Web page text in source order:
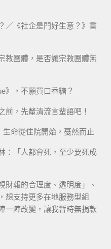
／《社企是門好生意？》書
教團體，是否讓宗教團體無
》，不願買口香糖？
前，先釐清流言蜚語吧！
命從住院開始，戞然而止
：「人都會死，至少要死成
財報的合理度、透明度」、
想支持更多在地服務型組
一陣改變，讓我暫時無捐款